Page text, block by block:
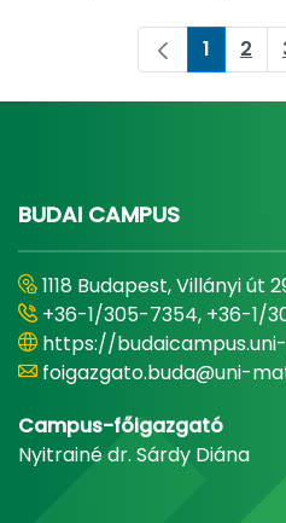
Oldal
1 2
BUDAI CAMPUS
1118 Budapest, Villányi út
+36-1/305-7354, +36-1/
https://
foigazgato.buda@uni-
Campus-főigazgató
Nyitrainé dr. Sárdy Diána